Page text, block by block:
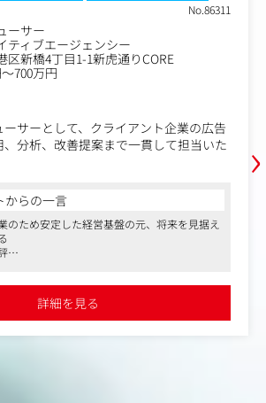
No.86311
ーサー
ティブエージェンシー
区新橋4丁目1-1新虎通りCORE
700万円
サーとして、クライアント企業の広告
分析、改善提案まで一貫して担当いた
案・媒体選定
、Meta、LINE、TikTok等の広告運用
ィブの企画・ディレクション
制作物のディレクション
衝・提案
からの一言
ため安定した経営基盤の元、将来を見据え
詳細を見る
›